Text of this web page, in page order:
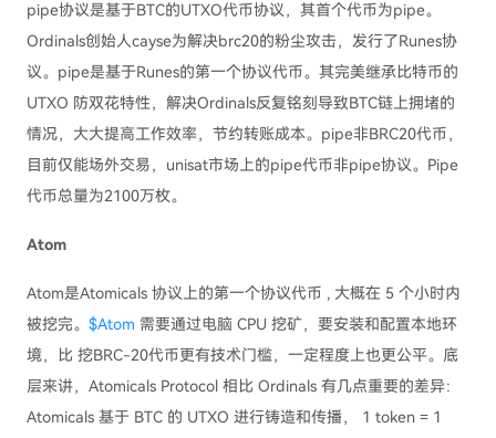
pipe协议是基于BTC的UTXO代币协议，其首个代币为pipe。
Ordinals创始人cayse为解决brc20的粉尘攻击，发行了Runes协
议。pipe是基于Runes的第一个协议代币。其完美继承比特币的
UTXO 防双花特性，解决Ordinals反复铭刻导致BTC链上拥堵的
情况，大大提高工作效率，节约转账成本。pipe非BRC20代币，
目前仅能场外交易，unisat市场上的pipe代币非pipe协议。Pipe
代币总量为2100万枚。
Atom
Atom是Atomicals 协议上的第一个协议代币 , 大概在 5 个小时内
被挖完。 $Atom 需要通过电脑 CPU 挖矿，要安装和配置本地环
境，比 挖BRC-20代币更有技术门槛，一定程度上也更公平。底
层来讲，Atomicals Protocol 相比 Ordinals 有几点重要的差异：
Atomicals 基于 BTC 的 UTXO 进行铸造和传播， 1 token = 1